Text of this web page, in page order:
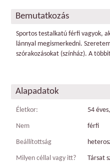
Bemutatkozás
Sportos testalkatú férfi vagyok,
lánnyal megismerkedni.
szórakozásokat (színház). A
Alapadatok
Életkor: 54
Nem férfi
Beállítottság
Milyen céllal vagy itt? Társat